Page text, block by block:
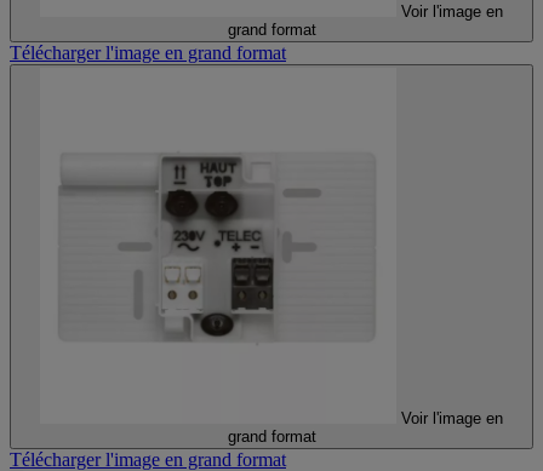
Voir l'image en
grand format
Télécharger l'image en grand format
Voir l'image en
grand format
Télécharger l'image en grand format